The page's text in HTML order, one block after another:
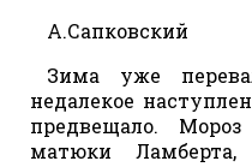
А.Сапковский
Зима уже
недалекое
предвещало.
матюки